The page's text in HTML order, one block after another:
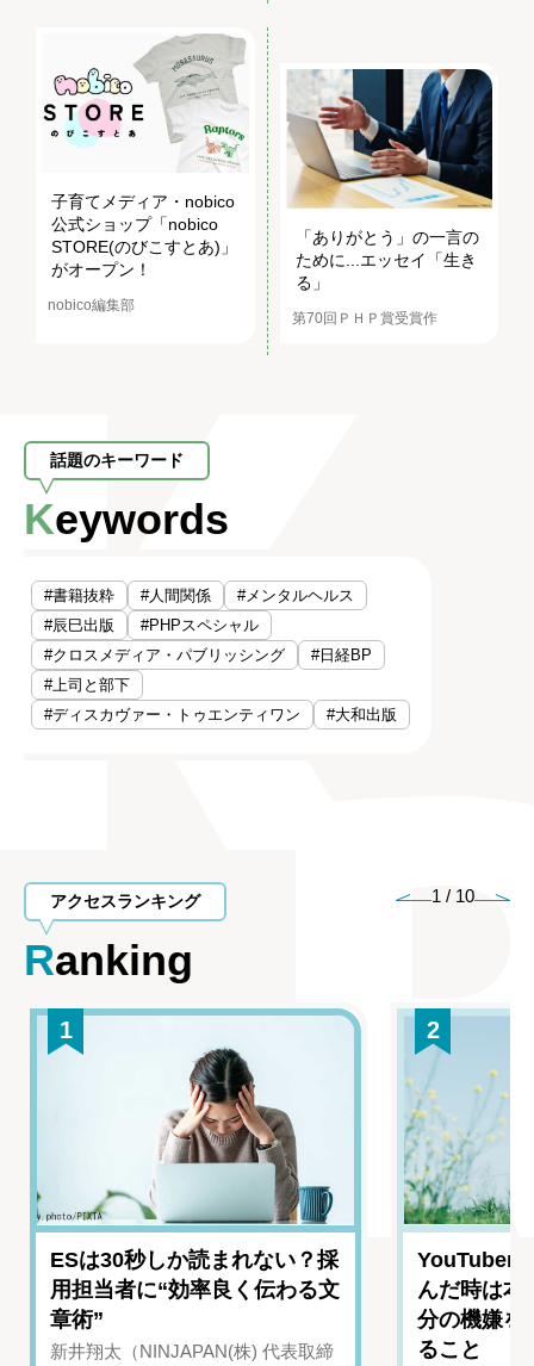
子育てメディア・nobico
公式ショップ「nobico
STORE(のびこすとあ)」
がオープン！
nobico編集部
「ありがとう」の一言の
ために...エッセイ「生き
る」
第70回ＰＨＰ賞受賞作
話題のキーワード
Keywords
#書籍抜粋 #人間関係
#メンタルヘルス
#辰巳出版
#PHPスペシャル
#クロスメディア・パブリッシング
#日経BP
#上司と部下
#ディスカヴァー・トゥエンティワン
#大和出版
アクセスランキング
Ranking
1 / 10
1
ESは30秒しか読まれない？採
用担当者に“効率良く伝わる文
章術”
新井翔太（NINJAPAN(株) 代表取締
2
YouTuber
んだ時は
分の機嫌を
ること